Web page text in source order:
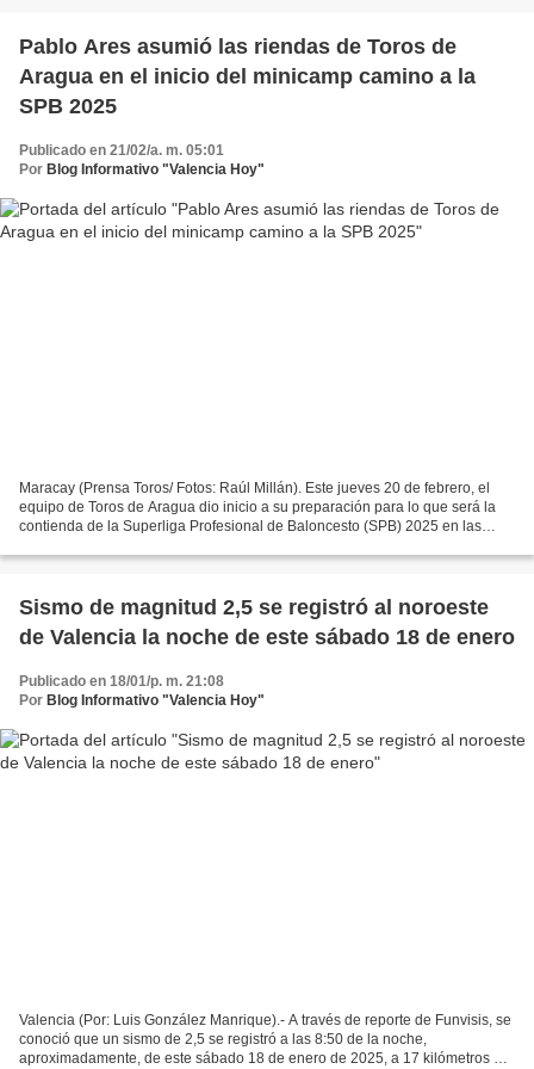
Pablo Ares asumió las riendas de Toros de
Aragua en el inicio del minicamp camino a la
SPB 2025
Publicado en 21/02/a. m. 05:01
Por Blog Informativo "Valencia Hoy"
Maracay (Prensa Toros/ Fotos: Raúl Millán). Este jueves 20 de febrero, el
equipo de Toros de Aragua dio inicio a su preparación para lo que será la
contienda de la Superliga Profesional de Baloncesto (SPB) 2025 en las
Sismo de magnitud 2,5 se registró al noroeste
de Valencia la noche de este sábado 18 de enero
Publicado en 18/01/p. m. 21:08
Por Blog Informativo "Valencia Hoy"
Valencia (Por: Luis González Manrique).- A través de reporte de Funvisis, se
conoció que un sismo de 2,5 se registró a las 8:50 de la noche,
aproximadamente, de este sábado 18 de enero de 2025, a 17 kilómetros al